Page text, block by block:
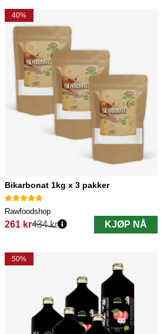
40%
Bikarbonat 1kg x 3 pakker
Rawfoodshop
261 kr
Vanlig pris:
434 kr KJØP NÅ
50%